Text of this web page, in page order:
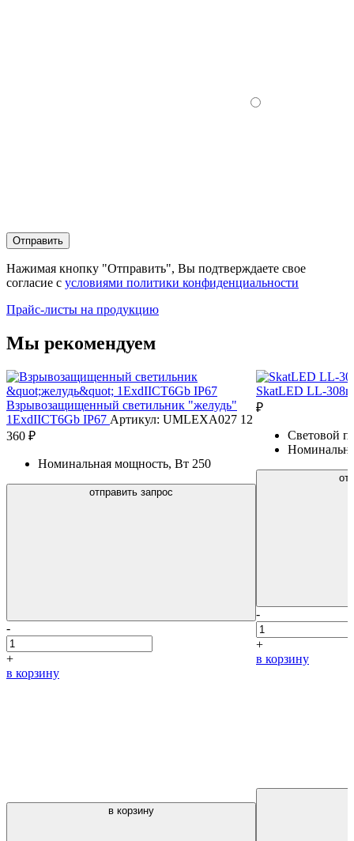
Отправить
Нажимая кнопку "Отправить", Вы подтверждаете свое
согласие с условиями политики конфиденциальности
Прайс-листы на продукцию
Мы рекомендуем
Взрывозащищенный светильник "желудь"
1ExdIIСT6Gb IP67 Артикул: UMLEXА027 12
360 ₽
Номинальная мощность, Вт 250
отправить запрос
-
+
в корзину
в корзину
SkatLED LL-
₽
Световой
-
+
в корзину